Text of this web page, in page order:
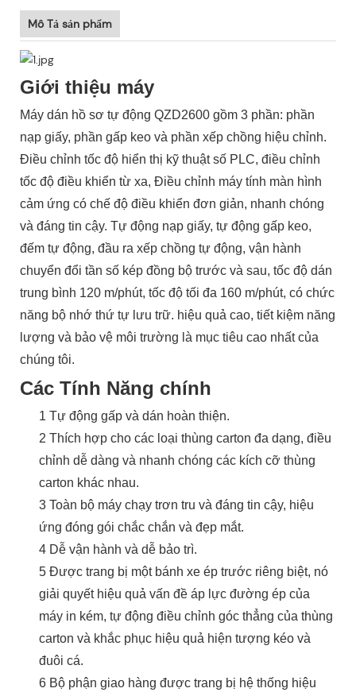
Mô Tả sản phẩm
Giới thiệu máy
Máy dán hồ sơ tự động QZD2600 gồm 3 phần: phần
nạp giấy, phần gấp keo và phần xếp chồng hiệu chỉnh.
Điều chỉnh tốc độ hiển thị kỹ thuật số PLC, điều chỉnh
tốc độ điều khiển từ xa, Điều chỉnh máy tính màn hình
cảm ứng có chế độ điều khiển đơn giản, nhanh chóng
và đáng tin cậy. Tự động nạp giấy, tự động gấp keo,
đếm tự động, đầu ra xếp chồng tự động, vận hành
chuyển đổi tần số kép đồng bộ trước và sau, tốc độ dán
trung bình 120 m/phút, tốc độ tối đa 160 m/phút, có chức
năng bộ nhớ thứ tự lưu trữ. hiệu quả cao, tiết kiệm năng
lượng và bảo vệ môi trường là mục tiêu cao nhất của
chúng tôi.
Các Tính Năng chính
1 Tự động gấp và dán hoàn thiện.
2 Thích hợp cho các loại thùng carton đa dạng, điều
chỉnh dễ dàng và nhanh chóng các kích cỡ thùng
carton khác nhau.
3 Toàn bộ máy chạy trơn tru và đáng tin cậy, hiệu
ứng đóng gói chắc chắn và đẹp mắt.
4 Dễ vận hành và dễ bảo trì.
5 Được trang bị một bánh xe ép trước riêng biệt, nó
giải quyết hiệu quả vấn đề áp lực đường ép của
máy in kém, tự động điều chỉnh góc thẳng của thùng
carton và khắc phục hiệu quả hiện tượng kéo và
đuôi cá.
6 Bộ phận giao hàng được trang bị hệ thống hiệu